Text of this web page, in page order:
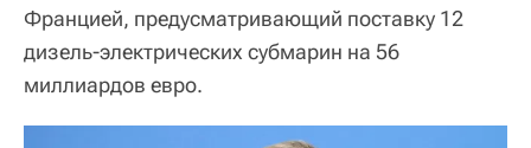
Францией, предусматривающий поставку 12
дизель-электрических субмарин на 56
миллиардов евро.